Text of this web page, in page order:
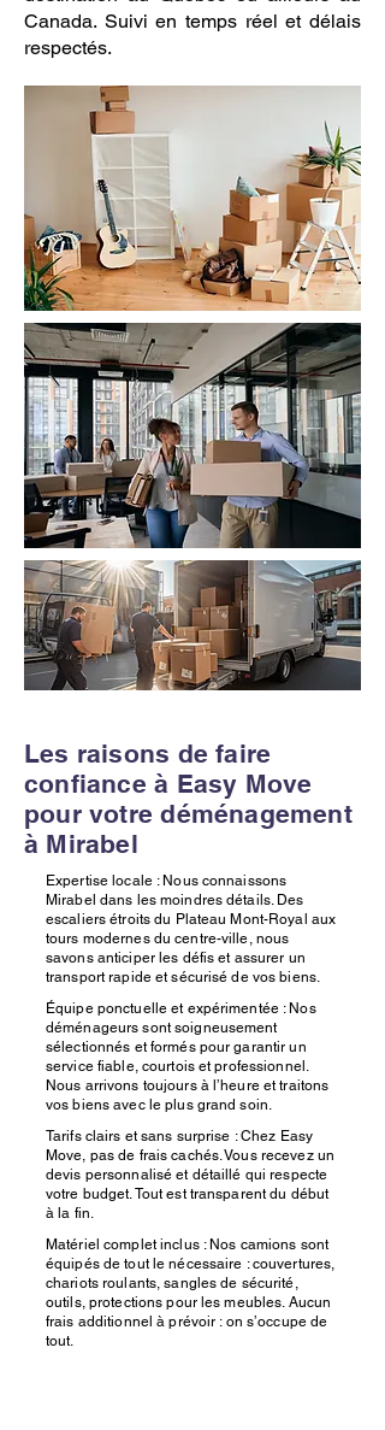
Canada. Suivi en temps réel et délais
respectés.
Les raisons de faire
confiance à Easy Move
pour votre déménagement
à Mirabel
Expertise locale : Nous connaissons
Mirabel dans les moindres détails. Des
escaliers étroits du Plateau Mont-Royal aux
tours modernes du centre-ville, nous
savons anticiper les défis et assurer un
transport rapide et sécurisé de vos biens.
Équipe ponctuelle et expérimentée : Nos
déménageurs sont soigneusement
sélectionnés et formés pour garantir un
service fiable, courtois et professionnel.
Nous arrivons toujours à l’heure et traitons
vos biens avec le plus grand soin.
Tarifs clairs et sans surprise : Chez Easy
Move, pas de frais cachés. Vous recevez un
devis personnalisé et détaillé qui respecte
votre budget. Tout est transparent du début
à la fin.
Matériel complet inclus : Nos camions sont
équipés de tout le nécessaire : couvertures,
chariots roulants, sangles de sécurité,
outils, protections pour les meubles. Aucun
frais additionnel à prévoir : on s’occupe de
tout.